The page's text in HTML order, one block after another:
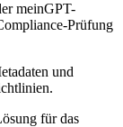
meinGPT-
Prüfung
und
für das